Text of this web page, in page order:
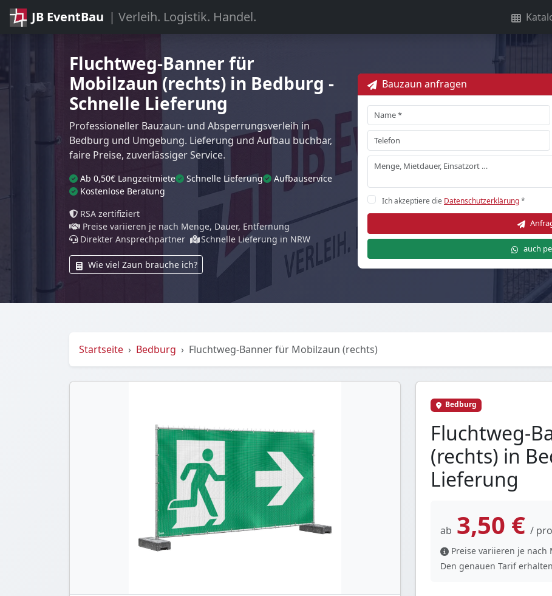
JB EventBau | Verleih. Logistik. Handel.
Fluchtweg-Banner für
Mobilzaun (rechts) in Bedburg -
Schnelle Lieferung
Professioneller Bauzaun- und Absperrungsverleih in
Bedburg und Umgebung. Lieferung und Aufbau buchbar,
faire Preise, zuverlässiger Service.
Ab 0,50€ Langzeitmiete Schnelle Lieferung
Aufbauservice
Kostenlose Beratung
RSA zertifiziert
Preise variieren je nach Menge, Dauer, Entfernung
Direkter Ansprechpartner
Schnelle Lieferung in NRW
Wie viel Zaun brauche ich?
Bauzaun anfragen
Ich akzeptiere die Datenschutzerklärung*
auch
Startseite Bedburg Fluchtweg-Banner für Mobilzaun (rechts)
Bedburg
Fluchtweg-
(rechts) in
Lieferung
ab 3,50 € /
Preise variieren je nach
Den genauen Tarif